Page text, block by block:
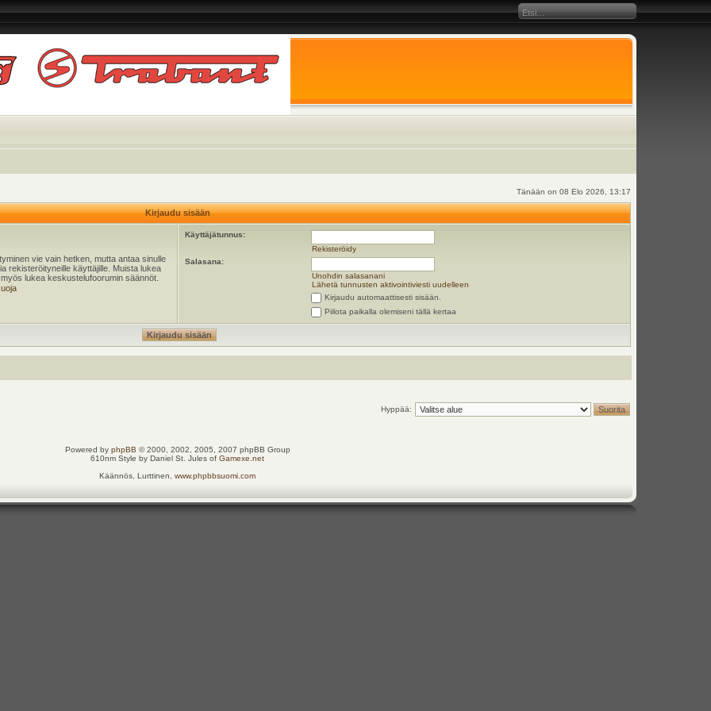
Tänään on 08 Elo 2026, 13:17
Kirjaudu sisään
vie vain hetken, mutta antaa sinulle
rekisteröityneille käyttäjille. Muista lukea
lukea keskustelufoorumin säännöt.
Käyttäjätunnus:
Rekisteröidy
Salasana:
Unohdin salasanani
Lähetä tunnusten aktivointiviesti uudelleen
Kirjaudu automaattisesti sisään.
Piilota paikalla olemiseni tällä kertaa
Hyppää:
Powered by phpBB © 2000, 2002, 2005, 2007 phpBB Group
610nm Style by Daniel St. Jules ofGamexe.net
Käännös, Lurttinen,www.phpbbsuomi.com